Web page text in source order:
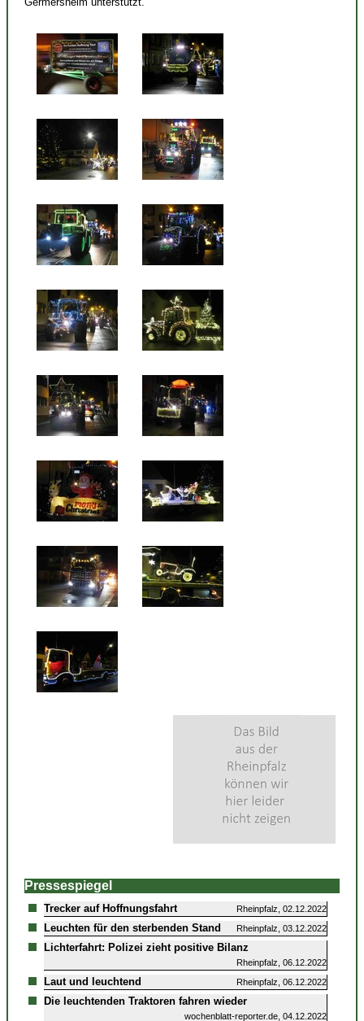
Pressespiegel
Trecker auf Hoffnungsfahrt Rheinpfalz, 02.12.2022
Leuchten für den sterbenden Stand Rheinpfalz, 03.12.2022
Lichterfahrt: Polizei zieht positive Bilanz
Rheinpfalz, 06.12.2022
Laut und leuchtend Rheinpfalz, 06.12.2022
Die leuchtenden Traktoren fahren wieder
wochenblatt-reporter.de, 04.12.2022